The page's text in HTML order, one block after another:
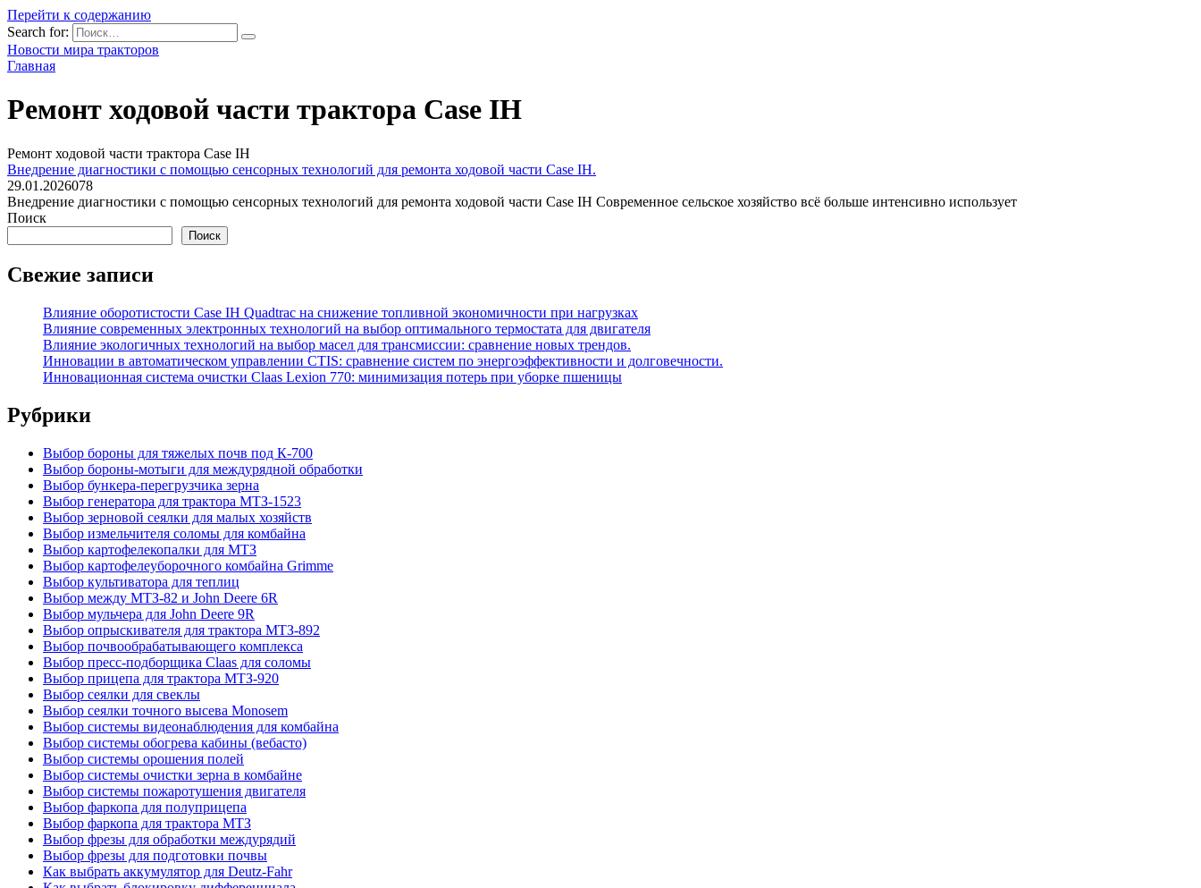
Перейти к содержанию
Search for:
Новости мира тракторов
Главная
Ремонт ходовой части трактора Case IH
Ремонт ходовой части трактора Case IH
Внедрение диагностики с помощью сенсорных технологий для ремонта ходовой части Case IH.
29.01.2026078
Внедрение диагностики с помощью сенсорных технологий для ремонта ходовой части Case IH Современное сельское хозяйство всё больше интенсивно использует
Поиск
Поиск
Свежие записи
Влияние оборотистости Case IH Quadtrac на снижение топливной экономичности при нагрузках
Влияние современных электронных технологий на выбор оптимального термостата для двигателя
Влияние экологичных технологий на выбор масел для трансмиссии: сравнение новых трендов.
Инновации в автоматическом управлении CTIS: сравнение систем по энергоэффективности и долговечности.
Инновационная система очистки Claas Lexion 770: минимизация потерь при уборке пшеницы
Рубрики
Выбор бороны для тяжелых почв под К-700
Выбор бороны-мотыги для междурядной обработки
Выбор бункера-перегрузчика зерна
Выбор генератора для трактора МТЗ-1523
Выбор зерновой сеялки для малых хозяйств
Выбор измельчителя соломы для комбайна
Выбор картофелекопалки для МТЗ
Выбор картофелеуборочного комбайна Grimme
Выбор культиватора для теплиц
Выбор между МТЗ-82 и John Deere 6R
Выбор мульчера для John Deere 9R
Выбор опрыскивателя для трактора МТЗ-892
Выбор почвообрабатывающего комплекса
Выбор пресс-подборщика Claas для соломы
Выбор прицепа для трактора МТЗ-920
Выбор сеялки для свеклы
Выбор сеялки точного высева Monosem
Выбор системы видеонаблюдения для комбайна
Выбор системы обогрева кабины (вебасто)
Выбор системы орошения полей
Выбор системы очистки зерна в комбайне
Выбор системы пожаротушения двигателя
Выбор фаркопа для полуприцепа
Выбор фаркопа для трактора МТЗ
Выбор фрезы для обработки междурядий
Выбор фрезы для подготовки почвы
Как выбрать аккумулятор для Deutz-Fahr